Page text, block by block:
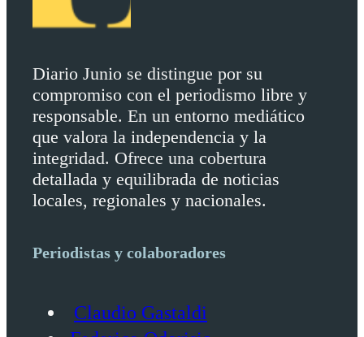
Diario Junio se distingue por su
compromiso con el periodismo libre y
responsable. En un entorno mediático
que valora la independencia y la
integridad. Ofrece una cobertura
detallada y equilibrada de noticias
locales, regionales y nacionales.
Periodistas y colaboradores
Claudio Gastaldi